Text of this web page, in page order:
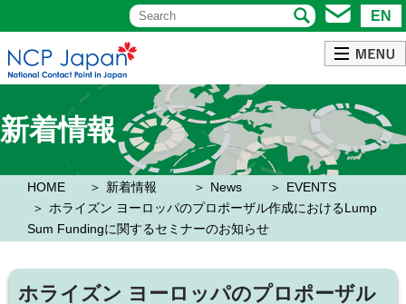
EN
新着情報
HOME 新着情報 News
EVENTS
ホライズン ヨーロッパのプロポーザル作成におけるLump
Sum Fundingに関するセミナーのお知らせ
ホライズン ヨーロッパのプロポーザル